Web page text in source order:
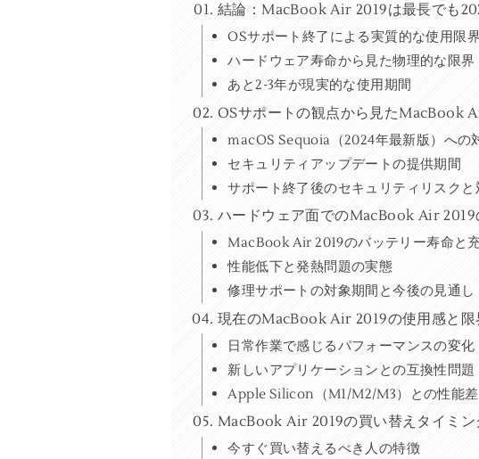
結論：MacBook Air 2019は最長でも
OSサポート終了による実質的な使用限界
ハードウェア寿命から見た物理的な限界
あと2-3年が現実的な使用期間
OSサポートの観点から見たMacBook
macOS Sequoia（2024年最新版）への
セキュリティアップデートの提供期間
サポート終了後のセキュリティリスクと
ハードウェア面でのMacBook Air
MacBook Air 2019のバッテリー寿命と
性能低下と発熱問題の実態
修理サポートの対象期間と今後の見通し
現在のMacBook Air 2019の使用感と限
日常作業で感じるパフォーマンスの変化
新しいアプリケーションとの互換性問題
Apple Silicon（M1/M2/M3）との性能差
MacBook Air 2019の買い替えタイミン
今すぐ買い替えるべき人の特徴